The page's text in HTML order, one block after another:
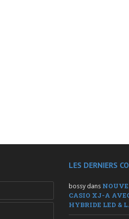
LES DERNIERS
bossy dans
CASIO XJ-A
HYBRIDE LED &